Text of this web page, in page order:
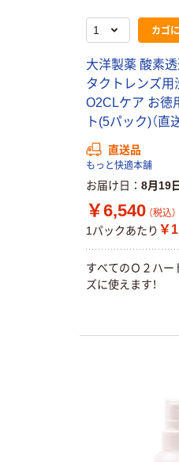
カゴ
大洋製薬 酸素
タクトレンズ用
O2CLケア お徳
ト(5パック)（直
直送品
もっと快適本舗
お届け日 8月19
￥6,540 （税込）
1パックあたり ￥
すべてのＯ２ハー
ズに使えます！